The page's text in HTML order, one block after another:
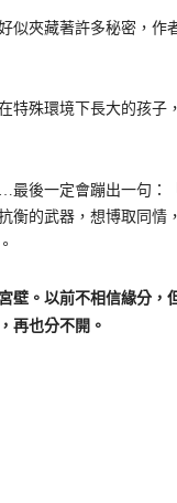
夾藏著許多秘密，作
殊環境下長大的孩子
後一定會蹦出一句：
衡的武器，想博取同情
。以前不相信緣分，
再也分不開。